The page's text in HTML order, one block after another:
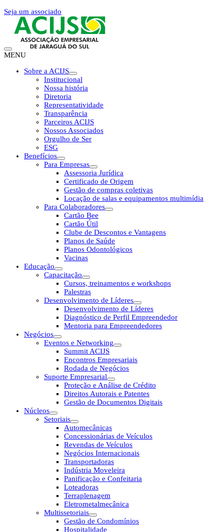
Seja um associado
MENU
Sobre a ACIJS
Institucional
Nossa história
Diretoria
Representatividade
Transparência
Parceiros ACIJS
Nossos Associados
Orgulho de Ser
ESG
Benefícios
Para Empresas
Assessoria Jurídica
Certificado de Origem
Gestão de compras coletivas
Locação de salas e equipamentos multimídia
Para Colaboradores
Cartão Bee
Cartão Útil
Clube de Descontos e Vantagens
Planos de Saúde
Planos Odontológicos
Vacinas
Educação
Capacitação
Cursos, treinamentos e workshops
Palestras
Desenvolvimento de Líderes
Desenvolvimento de Líderes
Diagnóstico de Perfil Empreendedor
Mentoria para Empreendedores
Negócios
Eventos e Networking
Summit ACIJS
Encontros Empresariais
Rodada de Negócios
Suporte Empresarial
Proteção e Análise de Crédito
Direitos Autorais e Patentes
Gestão de Documentos Digitais
Núcleos
Setoriais
Automecânicas
Concessionárias de Veículos
Revendas de Veículos
Negócios Internacionais
Transportadoras
Indústria Moveleira
Panificação e Confeitaria
Loteadoras
Terraplenagem
Eletrometalmecânica
Multissetoriais
Gestão de Condomínios
Hospitalidade